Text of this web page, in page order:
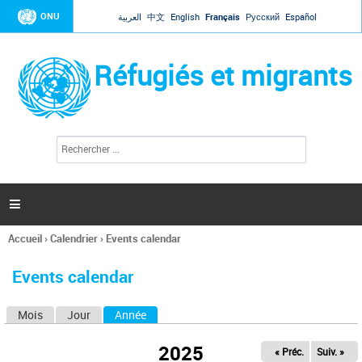
Jump to navigation
ONU العربية 中文 English Français Русский Español
Réfugiés et migrants
l
c
h
e

Vous
ici
Accueil›Calendrier› Events calendar
Events calendar
Mois Jour Année
2025 « Préc. Suiv. »